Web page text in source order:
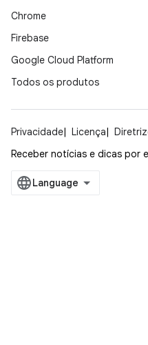
Chrome
Firebase
Google Cloud Platform
Todos os produtos
Privacidade Licença
Receber notícias e dicas por